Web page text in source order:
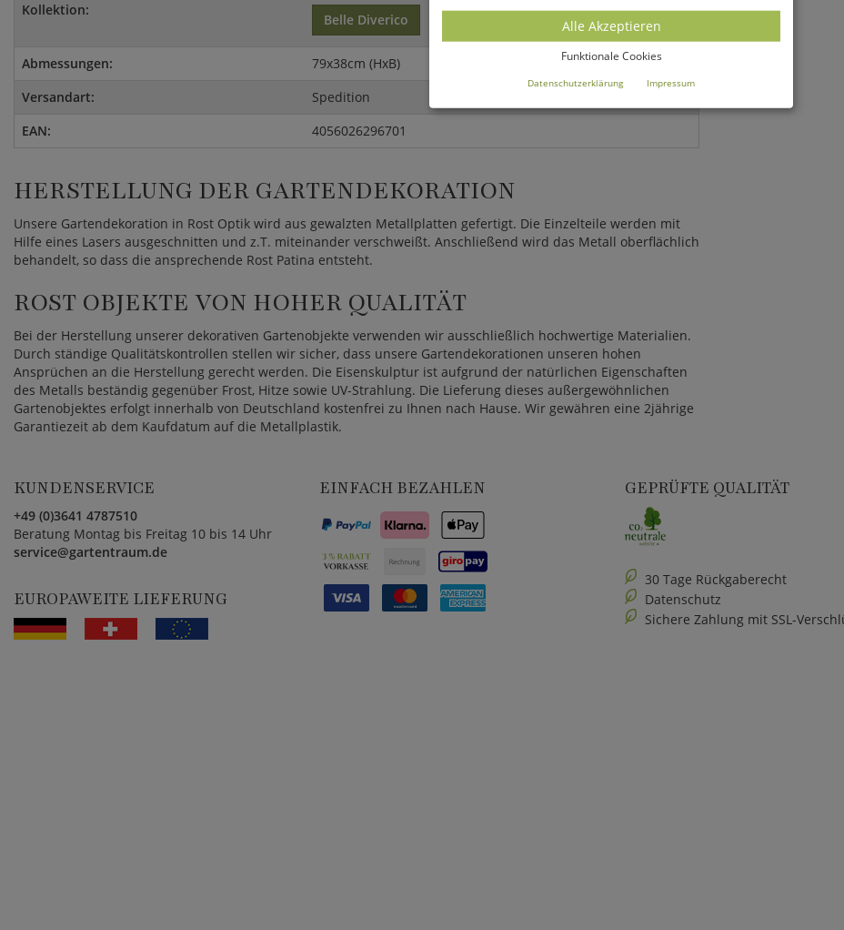
Kollektion:
Belle Diverico
Abmessungen:
79x38cm (HxB)
Versandart:
Spedition
EAN:
4056026296701
HERSTELLUNG DER GARTENDEKORATION
Unsere Gartendekoration in Rost Optik wird aus gewalzten Metallplatten gefertigt. Die Einzelteile werden mit
Hilfe eines Lasers ausgeschnitten und z.T. miteinander verschweißt. Anschließend wird das Metall oberflächlich
behandelt, so dass die ansprechende Rost Patina entsteht.
ROST OBJEKTE VON HOHER QUALITÄT
Bei der Herstellung unserer dekorativen Gartenobjekte verwenden wir ausschließlich hochwertige Materialien.
Durch ständige Qualitätskontrollen stellen wir sicher, dass unsere Gartendekorationen unseren hohen
Ansprüchen an die Herstellung gerecht werden. Die Eisenskulptur ist aufgrund der natürlichen Eigenschaften
des Metalls beständig gegenüber Frost, Hitze sowie UV-Strahlung. Die Lieferung dieses außergewöhnlichen
Gartenobjektes erfolgt innerhalb von Deutschland kostenfrei zu Ihnen nach Hause. Wir gewähren eine 2jährige
Garantiezeit ab dem Kaufdatum auf die Metallplastik.
KUNDENSERVICE
+49 (0)3641 4787510
Beratung Montag bis Freitag 10 bis 14 Uhr
service@gartentraum.de
EUROPAWEITE LIEFERUNG
EINFACH BEZAHLEN GEPRÜFTE QUALITÄT
30 Tage Rückgaberecht
Datenschutz
Sichere Zahlung mit SSL-
Alle Akzeptieren
Funktionale Cookies
Datenschutzerklärung Impressum